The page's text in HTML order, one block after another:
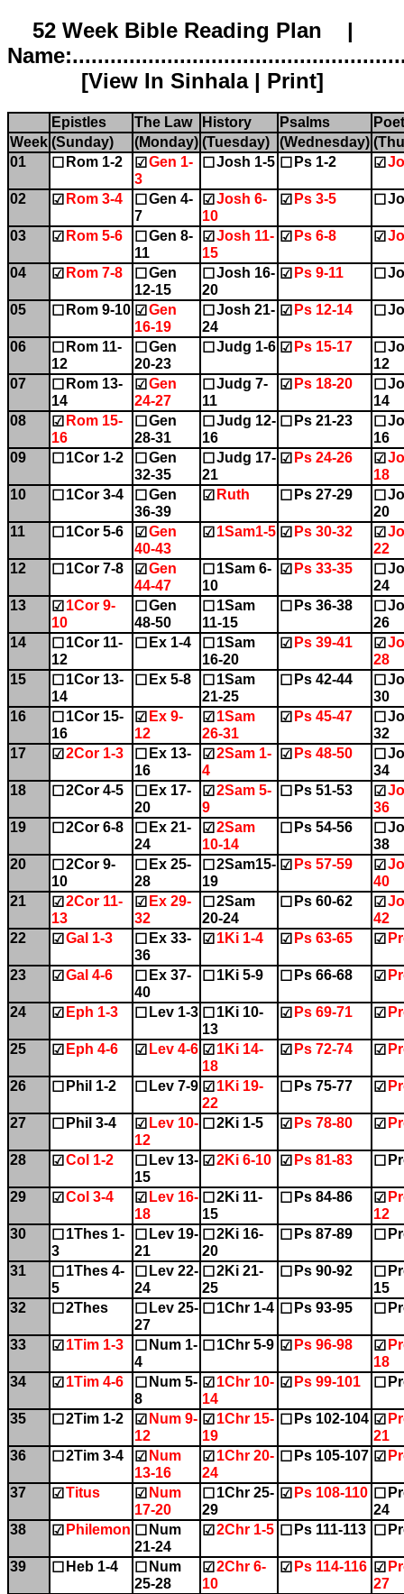
52 Week Bible Reading Plan |
[View In Sinhala| Print]
Epistles The Law History Psalms
Week (Sunday) (Monday) (Tuesday) (Wednesday)
01
☐ Rom 1-2 ☑ Gen 1-
3
☐ Josh 1-5 ☐ Ps 1-2 ☑
02 ☑ Rom 3-4 ☐ Gen 4-
7
☑ Josh 6-
10
☑ Ps 3-5 ☐
03 ☑ Rom 5-6 ☐ Gen 8-
11
☑ Josh 11-
15
☑ Ps 6-8 ☑
04 ☑ Rom 7-8 ☐ Gen
12-15
☐ Josh 16-
20
☑ Ps 9-11 ☐
05 ☐ Rom 9-10 ☑ Gen
16-19
☐ Josh 21-
24
☑ Ps 12-14 ☐
06 ☐ Rom 11-
12
☐ Gen
20-23
☐ Judg 1-6 ☑ Ps 15-17 ☐
12
07
☐ Rom 13-
14
☑ Gen
24-27
☐ Judg 7-
11
☑ Ps 18-20 ☐
14
08
☑ Rom 15-
16
☐ Gen
28-31
☐ Judg 12-
16
☐ Ps 21-23 ☐
16
09
☐ 1Cor 1-2 ☐ Gen
32-35
☐ Judg 17-
21
☑ Ps 24-26 ☑
18
10
☐ 1Cor 3-4 ☐ Gen
36-39
☑ Ruth ☐ Ps 27-29 ☐
20
11
☐ 1Cor 5-6 ☑ Gen
40-43
☑ 1Sam1-5 ☑ Ps 30-32 ☑
22
12
☐ 1Cor 7-8 ☑ Gen
44-47
☐ 1Sam 6-
10
☑ Ps 33-35 ☐
24
13
☑ 1Cor 9-
10
☐ Gen
48-50
☐ 1Sam
11-15
☐ Ps 36-38 ☐
26
14
☐ 1Cor 11-
12
☐ Ex 1-4 ☐ 1Sam
16-20
☑ Ps 39-41 ☑
28
15
☐ 1Cor 13-
14
☐ Ex 5-8 ☐ 1Sam
21-25
☐ Ps 42-44 ☐
30
16
☐ 1Cor 15-
16
☑ Ex 9-
12
☑ 1Sam
26-31
☑ Ps 45-47 ☐
32
17
☑ 2Cor 1-3 ☐ Ex 13-
16
☑ 2Sam 1-
4
☑ Ps 48-50 ☐
34
18
☐ 2Cor 4-5 ☐ Ex 17-
20
☑ 2Sam 5-
9
☐ Ps 51-53 ☑
36
19
☐ 2Cor 6-8 ☐ Ex 21-
24
☑ 2Sam
10-14
☐ Ps 54-56 ☐
38
20
☐ 2Cor 9-
10
☐ Ex 25-
28
☐ 2Sam15-
19
☑ Ps 57-59 ☑
40
21
☑ 2Cor 11-
13
☑ Ex 29-
32
☐ 2Sam
20-24
☐ Ps 60-62 ☑
42
22
☑ Gal 1-3 ☐ Ex 33-
36
☑ 1Ki 1-4 ☑ Ps 63-65 ☑
23 ☑ Gal 4-6 ☐ Ex 37-
40
☐ 1Ki 5-9 ☐ Ps 66-68 ☑
24 ☑ Eph 1-3 ☐ Lev 1-3 ☐ 1Ki 10-
13
☑ Ps 69-71 ☑
25 ☑ Eph 4-6 ☑ Lev 4-6 ☑ 1Ki 14-
18
☑ Ps 72-74 ☑
26 ☐ Phil 1-2 ☐ Lev 7-9 ☑ 1Ki 19-
22
☐ Ps 75-77 ☑
27 ☐ Phil 3-4 ☑ Lev 10-
12
☐ 2Ki 1-5 ☑ Ps 78-80 ☑
28 ☑ Col 1-2 ☐ Lev 13-
15
☑ 2Ki 6-10 ☑ Ps 81-83 ☐
29 ☑ Col 3-4 ☑ Lev 16-
18
☐ 2Ki 11-
15
☐ Ps 84-86 ☑
12
30
☐ 1Thes 1-
3
☐ Lev 19-
21
☐ 2Ki 16-
20
☐ Ps 87-89 ☐
31 ☐ 1Thes 4-
5
☐ Lev 22-
24
☐ 2Ki 21-
25
☐ Ps 90-92 ☐
15
32
☐ 2Thes ☐ Lev 25-
27
☐ 1Chr 1-4 ☐ Ps 93-95 ☐
33 ☑ 1Tim 1-3 ☐ Num 1-
4
☐ 1Chr 5-9 ☑ Ps 96-98 ☑
18
34
☑ 1Tim 4-6 ☐ Num 5-
8
☑ 1Chr 10-
14
☑ Ps 99-101 ☐
35 ☐ 2Tim 1-2 ☑ Num 9-
12
☑ 1Chr 15-
19
☐ Ps 102-104 ☑
21
36
☐ 2Tim 3-4 ☑ Num
13-16
☑ 1Chr 20-
24
☐ Ps 105-107 ☑
37 ☑ Titus ☑ Num
17-20
☐ 1Chr 25-
29
☑ Ps 108-110 ☐
24
38
☑ Philemon ☐ Num
21-24
☑ 2Chr 1-5 ☐ Ps 111-113 ☐
39 ☐ Heb 1-4 ☐ Num
25-28
☑ 2Chr 6-
10
☑ Ps 114-116 ☑
27